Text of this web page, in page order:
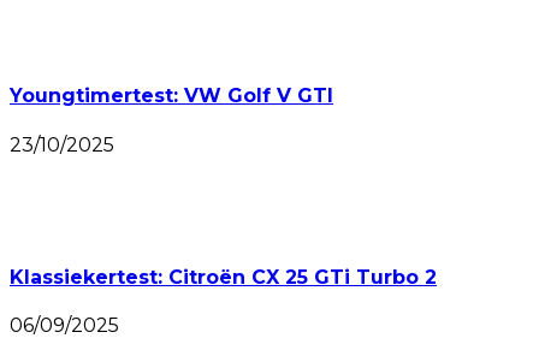
Youngtimertest: VW Golf V GTI
23/10/2025
Klassiekertest: Citroën CX 25 GTi Turbo 2
06/09/2025